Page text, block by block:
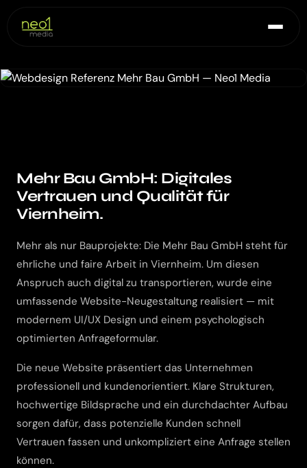
Mehr Bau GmbH: Digitales
Vertrauen und Qualität für
Viernheim.
Mehr als nur Bauprojekte: Die Mehr Bau GmbH steht für
ehrliche und faire Arbeit in Viernheim. Um diesen
Anspruch auch digital zu transportieren, wurde eine
umfassende Website-Neugestaltung realisiert — mit
modernem UI/UX Design und einem psychologisch
optimierten Anfrageformular.
Die neue Website präsentiert das Unternehmen
professionell und kundenorientiert. Klare Strukturen,
hochwertige Bildsprache und ein durchdachter Aufbau
sorgen dafür, dass potenzielle Kunden schnell
Vertrauen fassen und unkompliziert eine Anfrage stellen
können.